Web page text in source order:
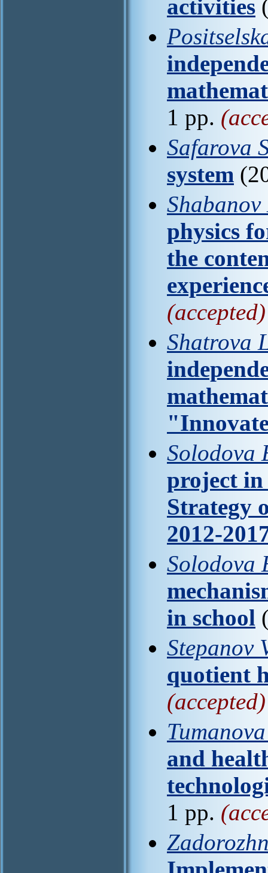
activities
1 pp.
Safarova
system
Shabanov
physics
the
(accepted)
Shatrova
Solodova
project in
Strategy
2012-
Solodova
in school
Stepanov
quotient
(accepted)
and
1 pp.